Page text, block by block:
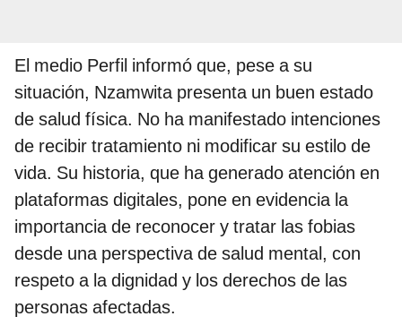
El medio Perfil informó que, pese a su
situación, Nzamwita presenta un buen estado
de salud física. No ha manifestado intenciones
de recibir tratamiento ni modificar su estilo de
vida. Su historia, que ha generado atención en
plataformas digitales, pone en evidencia la
importancia de reconocer y tratar las fobias
desde una perspectiva de salud mental, con
respeto a la dignidad y los derechos de las
personas afectadas.